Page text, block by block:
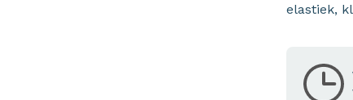
elastiek,